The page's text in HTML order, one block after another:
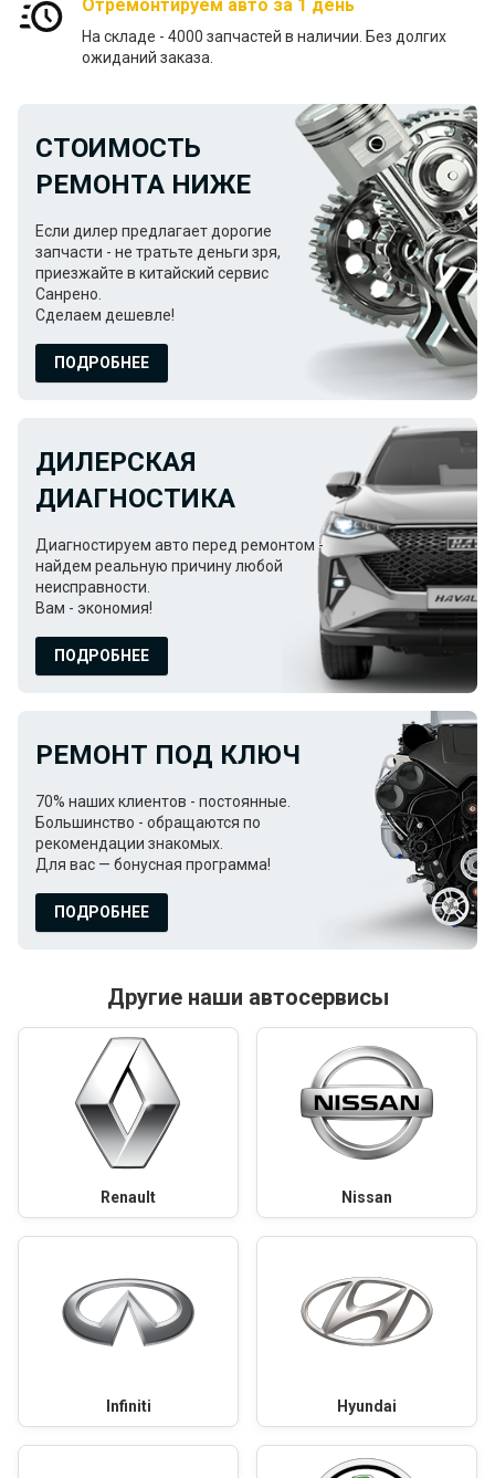
Отремонтируем авто за 1 день
На складе - 4000 запчастей в наличии. Без долгих
ожиданий заказа.
СТОИМОСТЬ
РЕМОНТА НИЖЕ
Если дилер предлагает дорогие
запчасти - не тратьте деньги зря,
приезжайте в китайский сервис
Санрено.
Сделаем дешевле!
ПОДРОБНЕЕ
ДИЛЕРСКАЯ
ДИАГНОСТИКА
Диагностируем авто перед ремонтом -
найдем реальную причину любой
неисправности.
Вам - экономия!
ПОДРОБНЕЕ
РЕМОНТ ПОД КЛЮЧ
70% наших клиентов - постоянные.
Большинство - обращаются по
рекомендации знакомых.
Для вас — бонусная программа!
ПОДРОБНЕЕ
Другие наши автосервисы
Renault Nissan
Infiniti Hyundai